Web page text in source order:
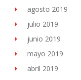
agosto 2019
julio 2019
junio 2019
mayo 2019
abril 2019